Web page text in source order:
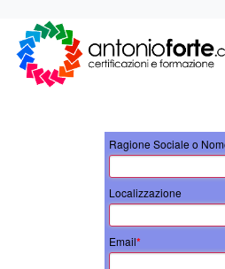
Ragione Sociale o
Localizzazione
Email*